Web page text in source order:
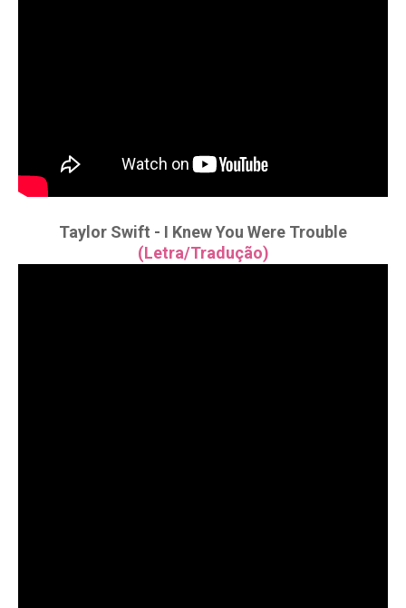
Taylor Swift - I Knew You Were Trouble
(Letra/Tradução)